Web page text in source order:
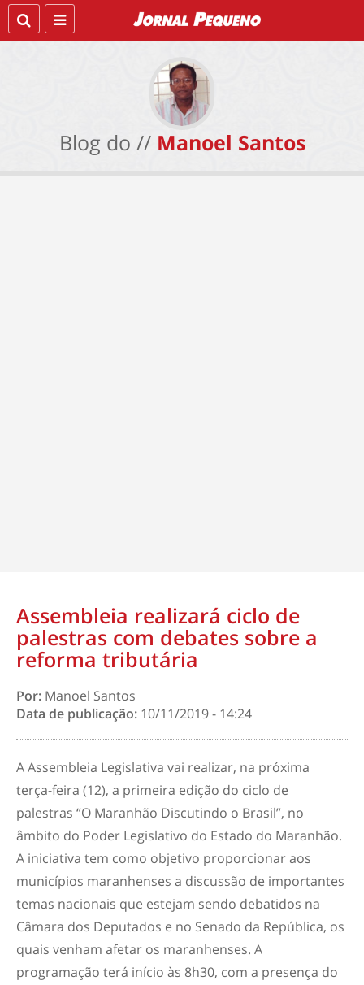
Blog do // Manoel Santos
Assembleia realizará ciclo de
palestras com debates sobre a
reforma tributária
Por: Manoel Santos
Data de publicação: 10/11/2019 - 14:24
A Assembleia Legislativa vai realizar, na próxima
terça-feira (12), a primeira edição do ciclo de
palestras “O Maranhão Discutindo o Brasil”, no
âmbito do Poder Legislativo do Estado do Maranhão.
A iniciativa tem como objetivo proporcionar aos
municípios maranhenses a discussão de importantes
temas nacionais que estejam sendo debatidos na
Câmara dos Deputados e no Senado da República, os
quais venham afetar os maranhenses. A
programação terá início às 8h30, com a presença do